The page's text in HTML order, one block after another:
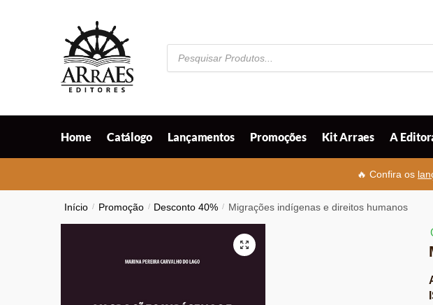
Pesquisar
produtos
Home Catálogo Lançamentos Promoções Kit Arraes A
🔥 Confira os
Início / Promoção / Desconto 40% / Migrações indígenas e direitos humanos
🔍